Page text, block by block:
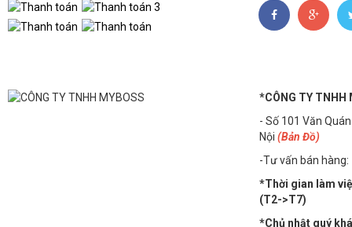
*CÔNG TY TNHH
- Số 101 Văn
Nội (Bản Đồ)
-Tư vấn bán hàng:
*Thời gian làm
(T2->T7)
*Chủ nhật quý